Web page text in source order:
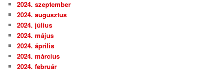
2024. szeptember
2024. augusztus
2024. július
2024. május
2024. április
2024. március
2024. február